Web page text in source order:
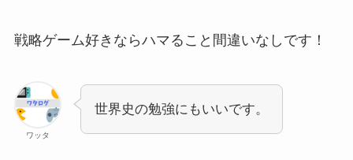
戦略ゲーム好きならハマること間違いなしです！
ワッタ
世界史の勉強にもいいです。